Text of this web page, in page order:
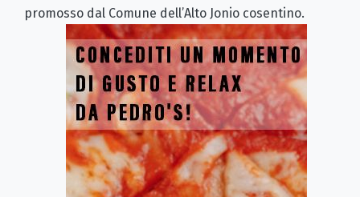
promosso dal Comune dell’Alto Jonio cosentino.